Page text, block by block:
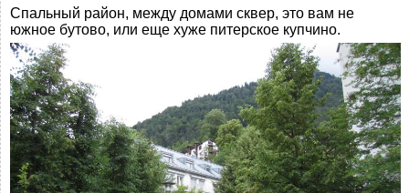
Спальный район, между домами сквер, это вам не
южное бутово, или еще хуже питерское купчино.